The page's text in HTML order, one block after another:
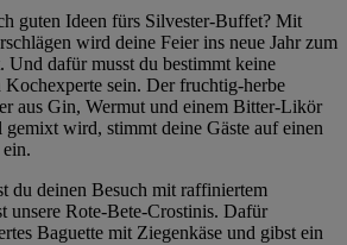
guten Ideen fürs Silvester-Buffet? Mit
wird deine Feier ins neue Jahr zum
dafür musst du bestimmt keine
sein. Der fruchtig-herbe
aus Gin, Wermut und einem Bitter-Likör
wird, stimmt deine Gäste auf einen
du deinen Besuch mit raffiniertem
unsere Rote-Bete-Crostinis. Dafür
Baguette mit Ziegenkäse und gibst ein